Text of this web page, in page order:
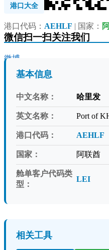
微信扫一扫关注我们
微博
港口大全
港口代码： AEHLF | 国家：
基本信息
中文名称： 哈里发
英文名称： Port of
港口代码： AEHLF
国家： 阿联酋
舱单客户代码类
型：
LEI
相关工具